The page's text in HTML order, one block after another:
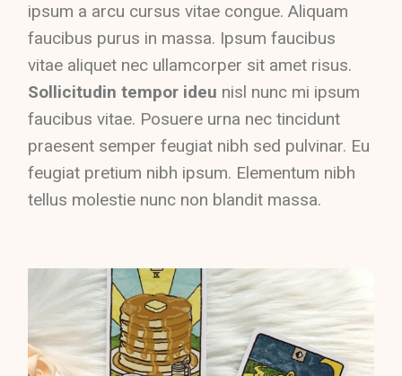
ipsum a arcu cursus vitae congue. Aliquam
faucibus purus in massa. Ipsum faucibus
vitae aliquet nec ullamcorper sit amet risus.
Sollicitudin tempor ideu nisl nunc mi ipsum
faucibus vitae. Posuere urna nec tincidunt
praesent semper feugiat nibh sed pulvinar. Eu
feugiat pretium nibh ipsum. Elementum nibh
tellus molestie nunc non blandit massa.